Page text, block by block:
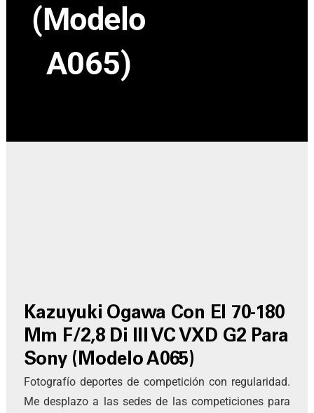
(Modelo
A065)
Kazuyuki Ogawa Con El 70-180
Mm F/2,8 Di III VC VXD G2 Para
Sony (modelo A065)
Fotografío deportes de competición con regularidad.
Me desplazo a las sedes de las competiciones para